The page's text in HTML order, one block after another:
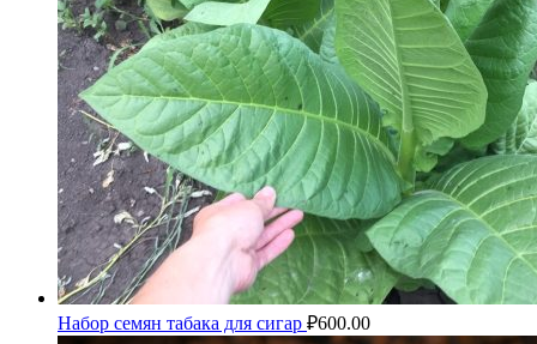
Набор семян табака для сигар ₽600.00